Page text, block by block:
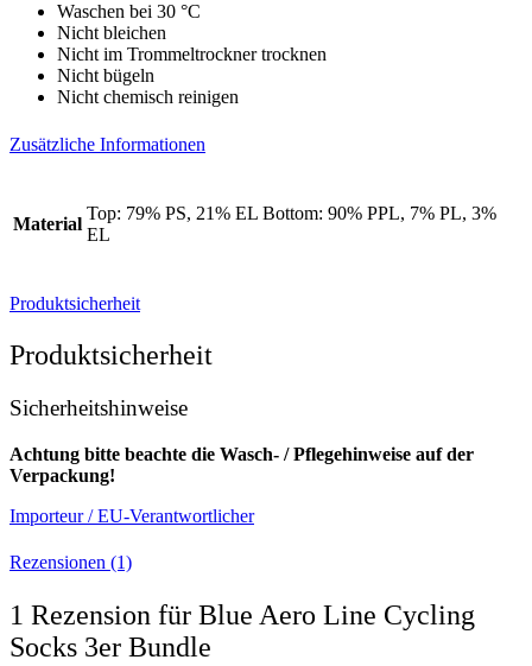
Waschen bei 30 °C
Nicht bleichen
Nicht im Trommeltrockner trocknen
Nicht bügeln
Nicht chemisch reinigen
Zusätzliche Informationen
Material
Top: 79% PS, 21% EL Bottom: 90% PPL, 7% PL, 3%
EL
Produktsicherheit
Produktsicherheit
Sicherheitshinweise
Achtung bitte beachte die Wasch- / Pflegehinweise auf der
Verpackung!
Importeur / EU-Verantwortlicher
Rezensionen (1)
1 Rezension für Blue Aero Line Cycling
Socks 3er Bundle